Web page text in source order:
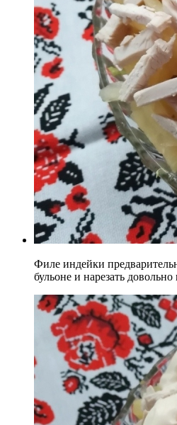
Филе индейки
бульоне и нарезать